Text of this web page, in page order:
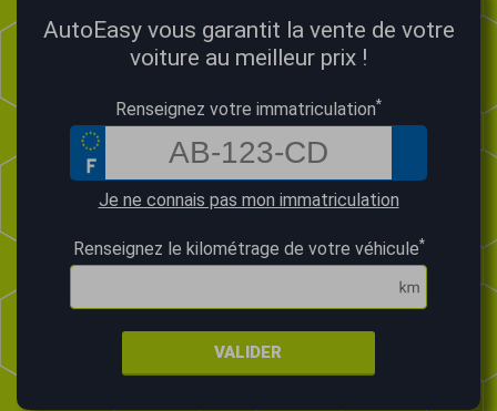
AutoEasy vous garantit la vente de votre
voiture au meilleur prix !
Renseignez votre immatriculation*
Je ne connais pas mon immatriculation
Renseignez le kilométrage de votre véhicule*
VALIDER